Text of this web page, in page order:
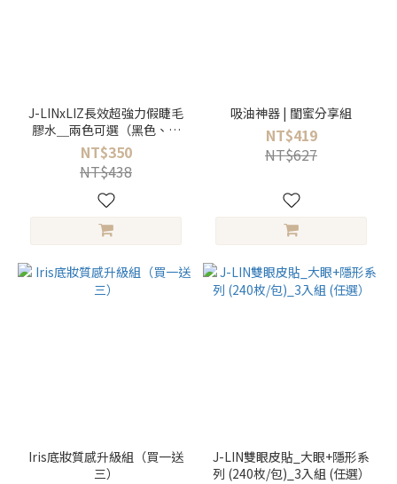
J-LINxLIZ長效超強力假睫毛
膠水＿兩色可選（黑色、透
明）
NT$350
NT$438
吸油神器 | 閨蜜分享組
NT$419
NT$627
Iris底妝質感升級組（買一送
三）
J-LIN雙眼皮貼_大眼+隱形系
列 (240枚/包)_3入組 (任選）